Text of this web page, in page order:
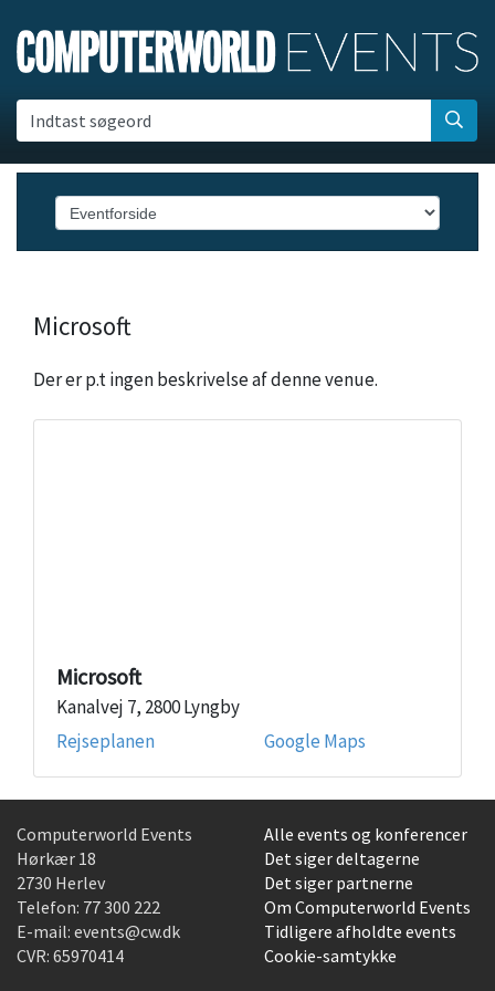
Indtast søgeord
Microsoft
Der er p.t ingen beskrivelse af denne venue.
Microsoft
Kanalvej 7, 2800 Lyngby
Rejseplanen
Google Maps
Computerworld Events
Hørkær 18
2730 Herlev
Telefon: 77 300 222
E-mail: events@cw.dk
CVR: 65970414
Alle events og konferencer
Det siger deltagerne
Det siger partnerne
Om Computerworld Events
Tidligere afholdte events
Cookie-samtykke